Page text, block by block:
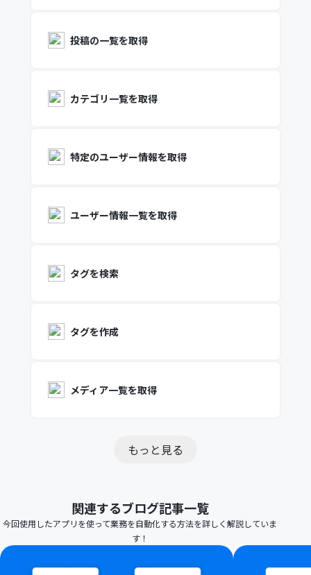
投稿の一覧を取得
カテゴリ一覧を取得
特定のユーザー情報を取得
ユーザー情報一覧を取得
タグを検索
タグを作成
メディア一覧を取得
もっと見る
関連するブログ記事一覧
今回使用したアプリを使って業務を自動化する方法を詳しく解説していま
す！